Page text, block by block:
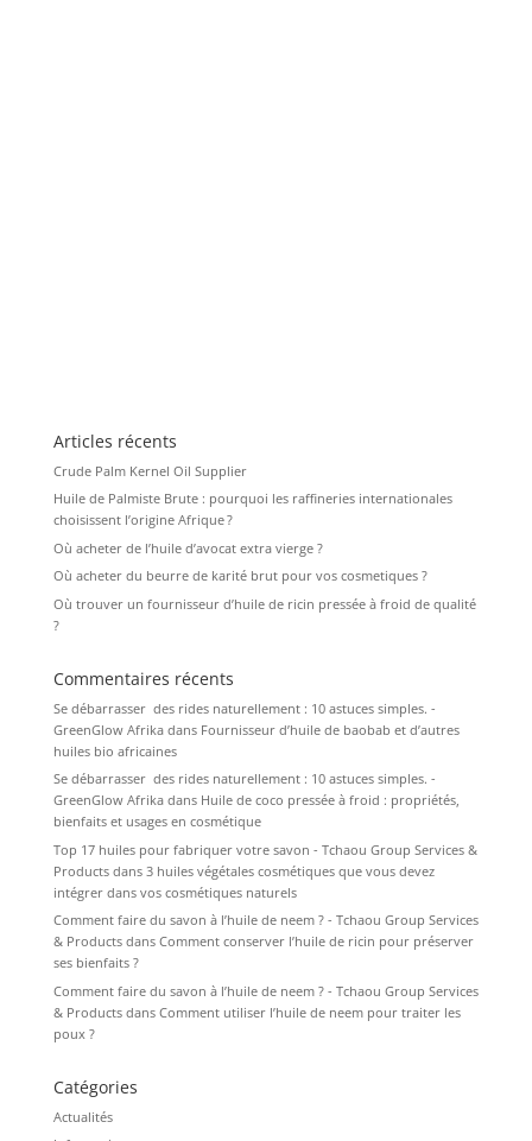
Articles récents
Crude Palm Kernel Oil Supplier
Huile de Palmiste Brute : pourquoi les raffineries internationales
choisissent l’origine Afrique ?
Où acheter de l’huile d’avocat extra vierge ?
Où acheter du beurre de karité brut pour vos cosmetiques ?
Où trouver un fournisseur d’huile de ricin pressée à froid de qualité
?
Commentaires récents
Se débarrasser des rides naturellement : 10 astuces simples. -
GreenGlow Afrikadans Fournisseur d’huile de baobab et d’autres
huiles bio africaines
Se débarrasser des rides naturellement : 10 astuces simples. -
GreenGlow Afrikadans Huile de coco pressée à froid : propriétés,
bienfaits et usages en cosmétique
Top 17 huiles pour fabriquer votre savon - Tchaou Group Services &
Productsdans 3 huiles végétales cosmétiques que vous devez
intégrer dans vos cosmétiques naturels
Comment faire du savon à l’huile de neem ? - Tchaou Group Services
& Productsdans Comment conserver l’huile de ricin pour préserver
ses bienfaits ?
Comment faire du savon à l’huile de neem ? - Tchaou Group Services
& Productsdans Comment utiliser l’huile de neem pour traiter les
poux ?
Catégories
Actualités